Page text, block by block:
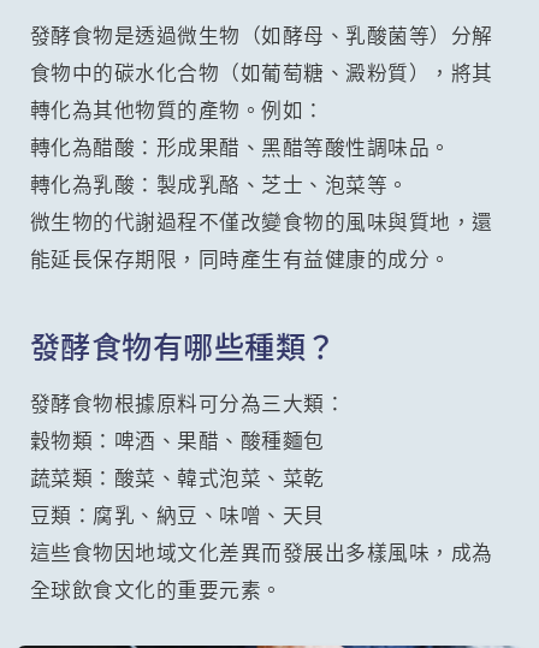
發酵食物是透過微生物（如酵母、乳酸菌等）分解
食物中的碳水化合物（如葡萄糖、澱粉質），將其
轉化為其他物質的產物。例如：
轉化為醋酸：形成果醋、黑醋等酸性調味品。
轉化為乳酸：製成乳酪、芝士、泡菜等。
微生物的代謝過程不僅改變食物的風味與質地，還
能延長保存期限，同時產生有益健康的成分。
發酵食物有哪些種類？
發酵食物根據原料可分為三大類：
穀物類：啤酒、果醋、酸種麵包
蔬菜類：酸菜、韓式泡菜、菜乾
豆類：腐乳、納豆、味噌、天貝
這些食物因地域文化差異而發展出多樣風味，成為
全球飲食文化的重要元素。